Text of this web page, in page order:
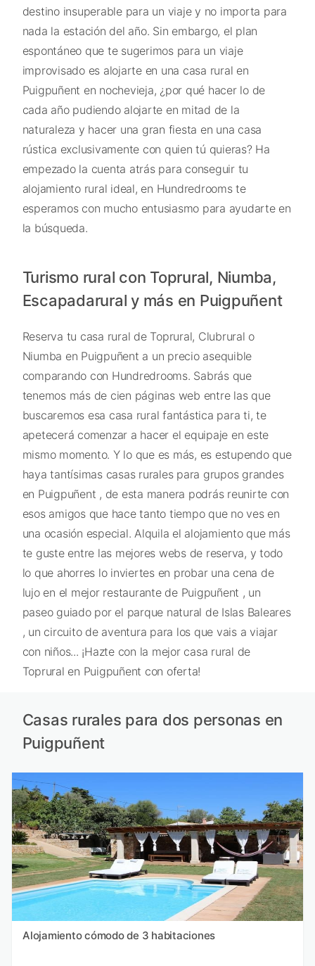
destino insuperable para un viaje y no importa para
nada la estación del año. Sin embargo, el plan
espontáneo que te sugerimos para un viaje
improvisado es alojarte en una casa rural en
Puigpuñent en nochevieja, ¿por qué hacer lo de
cada año pudiendo alojarte en mitad de la
naturaleza y hacer una gran fiesta en una casa
rústica exclusivamente con quien tú quieras? Ha
empezado la cuenta atrás para conseguir tu
alojamiento rural ideal, en Hundredrooms te
esperamos con mucho entusiasmo para ayudarte en
la búsqueda.
Turismo rural con Toprural, Niumba,
Escapadarural y más en Puigpuñent
Reserva tu casa rural de Toprural, Clubrural o
Niumba en Puigpuñent a un precio asequible
comparando con Hundredrooms. Sabrás que
tenemos más de cien páginas web entre las que
buscaremos esa casa rural fantástica para ti, te
apetecerá comenzar a hacer el equipaje en este
mismo momento. Y lo que es más, es estupendo que
haya tantísimas casas rurales para grupos grandes
en Puigpuñent , de esta manera podrás reunirte con
esos amigos que hace tanto tiempo que no ves en
una ocasión especial. Alquila el alojamiento que más
te guste entre las mejores webs de reserva, y todo
lo que ahorres lo inviertes en probar una cena de
lujo en el mejor restaurante de Puigpuñent , un
paseo guiado por el parque natural de Islas Baleares
, un circuito de aventura para los que vais a viajar
con niños... ¡Hazte con la mejor casa rural de
Toprural en Puigpuñent con oferta!
Casas rurales para dos personas en
Puigpuñent
Alojamiento cómodo de 3 habitaciones